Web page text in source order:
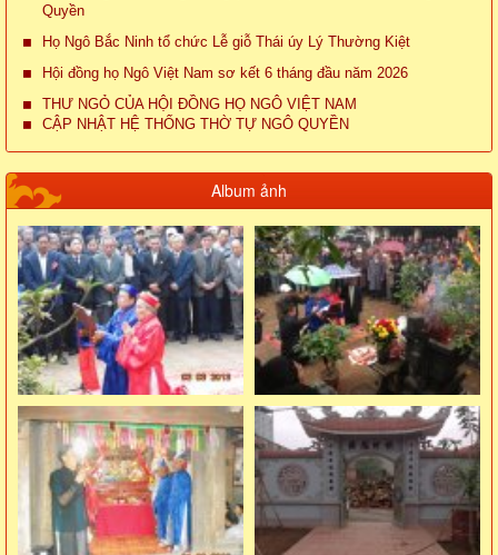
Quyền
Họ Ngô Bắc Ninh tổ chức Lễ giỗ Thái úy Lý Thường Kiệt
Hội đồng họ Ngô Việt Nam sơ kết 6 tháng đầu năm 2026
THƯ NGỎ CỦA HỘI ĐỒNG HỌ NGÔ VIỆT NAM
CẬP NHẬT HỆ THỐNG THỜ TỰ NGÔ QUYỀN
Album ảnh